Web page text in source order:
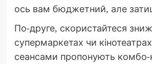
ось вам бюджетний, але
По-друге, скористайтеся
супермаркетах чи
сеансами пропонують комбо-